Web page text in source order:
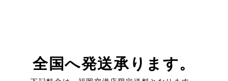
全国へ発送承ります。